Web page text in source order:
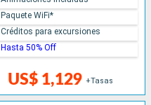
US$ 1,129 +Tasas
Paquete WiFi*
Créditos para excursiones
Hasta 50% Off